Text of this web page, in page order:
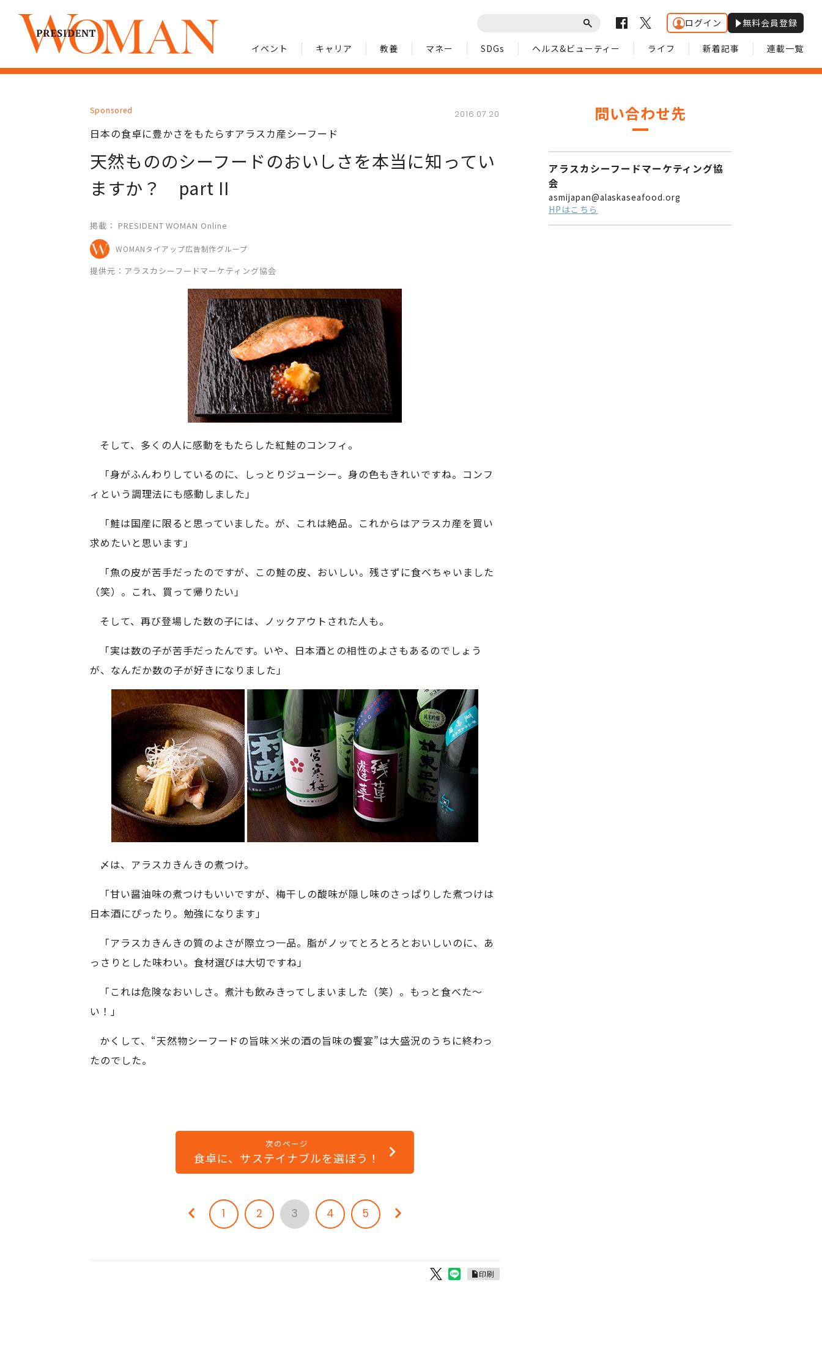
ログイン 無料会員登録
イベント キャリア 教養 マネー SDGs ヘルス&ビューティー ライフ 新着記事 連載一覧
Sponsored 2016.07.20
日本の食卓に豊かさをもたらすアラスカ産シーフード
天然もののシーフードのおいしさを本当に知ってい
ますか？ part II
掲載： PRESIDENT WOMAN Online
WOMANタイアップ広告制作グループ
提供元：アラスカシーフードマーケティング協会
そして、多くの人に感動をもたらした紅鮭のコンフィ。
「身がふんわりしているのに、しっとりジューシー。身の色もきれいですね。コンフ
ィという調理法にも感動しました」
「鮭は国産に限ると思っていました。が、これは絶品。これからはアラスカ産を買い
求めたいと思います」
「魚の皮が苦手だったのですが、この鮭の皮、おいしい。残さずに食べちゃいました
（笑）。これ、買って帰りたい」
そして、再び登場した数の子には、ノックアウトされた人も。
「実は数の子が苦手だったんです。いや、日本酒との相性のよさもあるのでしょう
が、なんだか数の子が好きになりました」
〆は、アラスカきんきの煮つけ。
「甘い醤油味の煮つけもいいですが、梅干しの酸味が隠し味のさっぱりした煮つけは
日本酒にぴったり。勉強になります」
「アラスカきんきの質のよさが際立つ一品。脂がノッてとろとろとおいしいのに、あ
っさりとした味わい。食材選びは大切ですね」
「これは危険なおいしさ。煮汁も飲みきってしまいました（笑）。もっと食べた～
い！」
かくして、“天然物シーフードの旨味×米の酒の旨味の饗宴”は大盛況のうちに終わっ
たのでした。
次のページ
食卓に、サステイナブルを選ぼう！
1 2 3 4 5
印刷
問い合わせ先
アラスカシーフードマーケティング協
会
asmijapan@alaskaseafood.org
HPはこちら